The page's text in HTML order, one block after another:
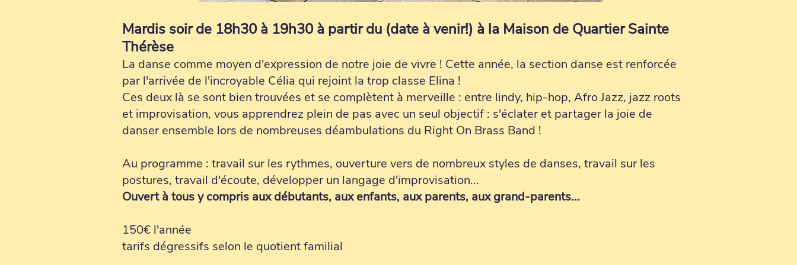
​Mardis soir de 18h30 à 19h30 à partir du (date à venir!) à la Maison de Quartier Sainte
Thérèse
La danse comme moyen d'expression de notre joie de vivre ! Cette année, la section danse est renforcée
par l'arrivée de l'incroyable Célia qui rejoint la trop classe Elina !
Ces deux là se sont bien trouvées et se complètent à merveille : entre lindy, hip-hop, Afro Jazz, jazz roots
et improvisation, vous apprendrez plein de pas avec un seul objectif : s'éclater et partager la joie de
danser ensemble lors de nombreuses déambulations du Right On Brass Band !
Au programme : travail sur les rythmes, ouverture vers de nombreux styles de danses, travail sur les
postures, travail d'écoute, développer un langage d'improvisation...
Ouvert à tous y compris aux débutants, aux enfants, aux parents, aux grand-parents...
150€ l'année
tarifs dégressifs selon le quotient familial